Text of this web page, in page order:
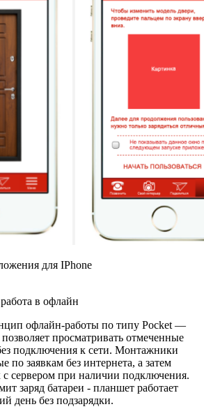
для IPhone
в офлайн
офлайн-работы по типу Pocket —
просматривать отмеченные
подключения к сети. Монтажники
по заявкам без интернета, а затем
с сервером при наличии подключения.
заряд батареи - планшет работает
день без подзарядки.